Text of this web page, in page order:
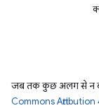
जब तक कुछ अलग से न
Commons